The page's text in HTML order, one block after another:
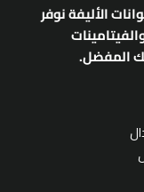
الأليفة نوفر
المفضل.